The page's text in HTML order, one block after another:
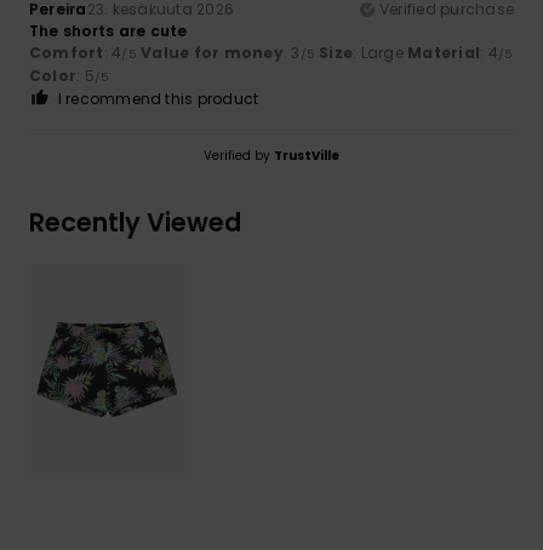
Pereira23. kesäkuuta 2026
Verified purchase
The shorts are cute
Comfort: 4/5 Value for money: 3 /5 Size: Large Material: 4/5
Color: 5/5
I recommend this product
Verified by TrustVille
Recently Viewed